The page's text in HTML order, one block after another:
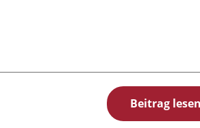
Beitrag lesen